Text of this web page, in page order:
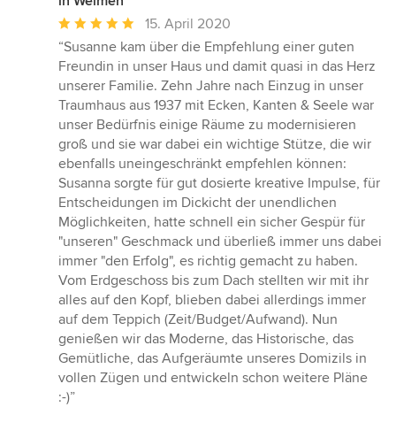
Durchschnittliche
Bewertung:
5
von
5
Sternen
15. April 2020
“Susanne kam über die Empfehlung einer guten
Freundin in unser Haus und damit quasi in das Herz
unserer Familie. Zehn Jahre nach Einzug in unser
Traumhaus aus 1937 mit Ecken, Kanten & Seele war
unser Bedürfnis einige Räume zu modernisieren
groß und sie war dabei ein wichtige Stütze, die wir
ebenfalls uneingeschränkt empfehlen können:
Susanna sorgte für gut dosierte kreative Impulse, für
Entscheidungen im Dickicht der unendlichen
Möglichkeiten, hatte schnell ein sicher Gespür für
"unseren" Geschmack und überließ immer uns dabei
immer "den Erfolg", es richtig gemacht zu haben.
Vom Erdgeschoss bis zum Dach stellten wir mit ihr
alles auf den Kopf, blieben dabei allerdings immer
auf dem Teppich (Zeit/Budget/Aufwand). Nun
genießen wir das Moderne, das Historische, das
Gemütliche, das Aufgeräumte unseres Domizils in
vollen Zügen und entwickeln schon weitere Pläne
:-)”